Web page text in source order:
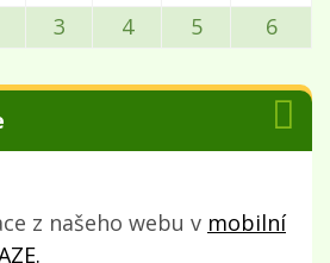
3 4 5 6
z našeho webu v mobilní